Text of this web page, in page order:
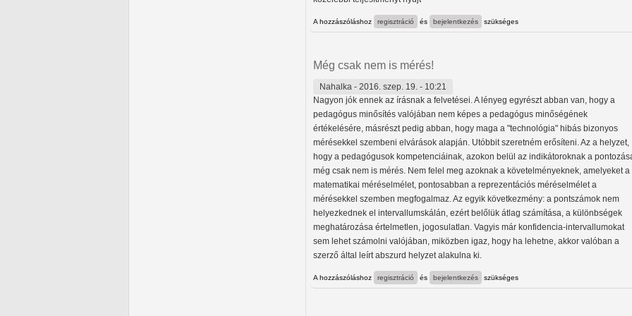
A hozzászóláshoz regisztráció és bejelentkezés szükséges
Még csak nem is mérés!
Nahalka - 2016. szep. 19. - 10:21
Nagyon jók ennek az írásnak a felvetései. A lényeg egyrészt abban van, hogy a
pedagógus minősítés valójában nem képes a pedagógus minőségének
értékelésére, másrészt pedig abban, hogy maga a "technológia" hibás bizonyos
mérésekkel szembeni elvárások alapján. Utóbbit szeretném erősíteni. Az a helyzet,
hogy a pedagógusok kompetenciáinak, azokon belül az indikátoroknak a
még csak nem is mérés. Nem felel meg azoknak a követelményeknek, amelyeket a
matematikai méréselmélet, pontosabban a reprezentációs méréselmélet a
mérésekkel szemben megfogalmaz. Az egyik következmény: a pontszámok nem
helyezkednek el intervallumskálán, ezért belőlük átlag számítása, a különbségek
meghatározása értelmetlen, jogosulatlan. Vagyis már konfidencia-intervallumokat
sem lehet számolni valójában, miközben igaz, hogy ha lehetne, akkor valóban a
szerző által leírt abszurd helyzet alakulna ki.
A hozzászóláshoz regisztráció és bejelentkezés szükséges